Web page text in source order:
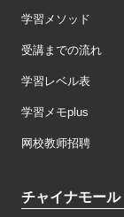
学習メソッド
受講までの流れ
学習レベル表
学習メモplus
网校教师招聘
チャイナモール